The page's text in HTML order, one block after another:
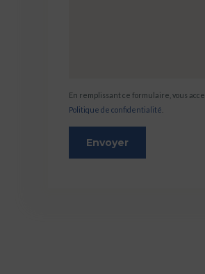
En remplissant ce formulaire, vous
Politique de confidentialité